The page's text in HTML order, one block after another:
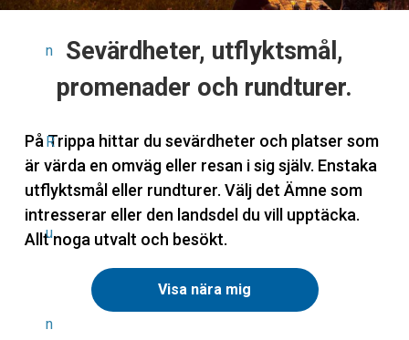
n
R
u
n
Sevärdheter, utflyktsmål,
promenader och rundturer.
På Trippa hittar du sevärdheter och platser som
är värda en omväg eller resan i sig själv. Enstaka
utflyktsmål eller rundturer. Välj det Ämne som
intresserar eller den landsdel du vill upptäcka.
Allt noga utvalt och besökt.
Visa nära mig